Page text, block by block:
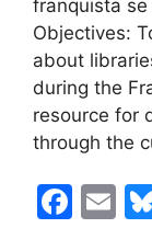
franquista
Objectives:
about
during the
resource for
through the
F
E